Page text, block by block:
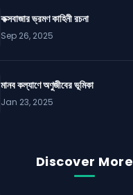
কক্সবাজার ভ্রমণ কাহিনী রচনা
Sep 26, 2025
মানব কল্যাণে অণুজীবের ভূমিকা
Jan 23, 2025
Discover More